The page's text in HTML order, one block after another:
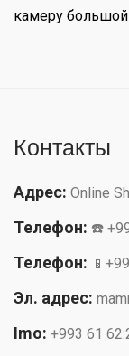
камеру большой
Контакты
Адрес: Online
Телефон: ☎️
Телефон:
Эл. адрес:
Imo: +993 61